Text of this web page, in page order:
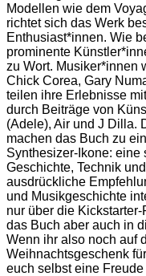
Modellen wie dem
richtet sich das Werk
Enthusiast*innen. Wie
prominente
zu Wort. Musiker*innen
Chick Corea, Gary
teilen ihre Erlebnisse
durch Beiträge von
(Adele), Air und J Dilla.
machen das Buch zu
Synthesizer-Ikone:
Geschichte, Technik
ausdrückliche
und Musikgeschichte
nur über die
das Buch aber auch in
Wenn ihr also noch auf
Weihnachtsgeschenk
euch selbst eine